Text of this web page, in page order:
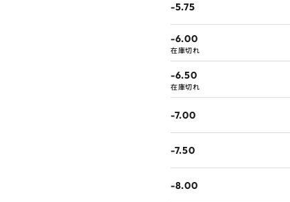
-5.75
-6.00
在庫切れ
-6.50
在庫切れ
-7.00
-7.50
-8.00